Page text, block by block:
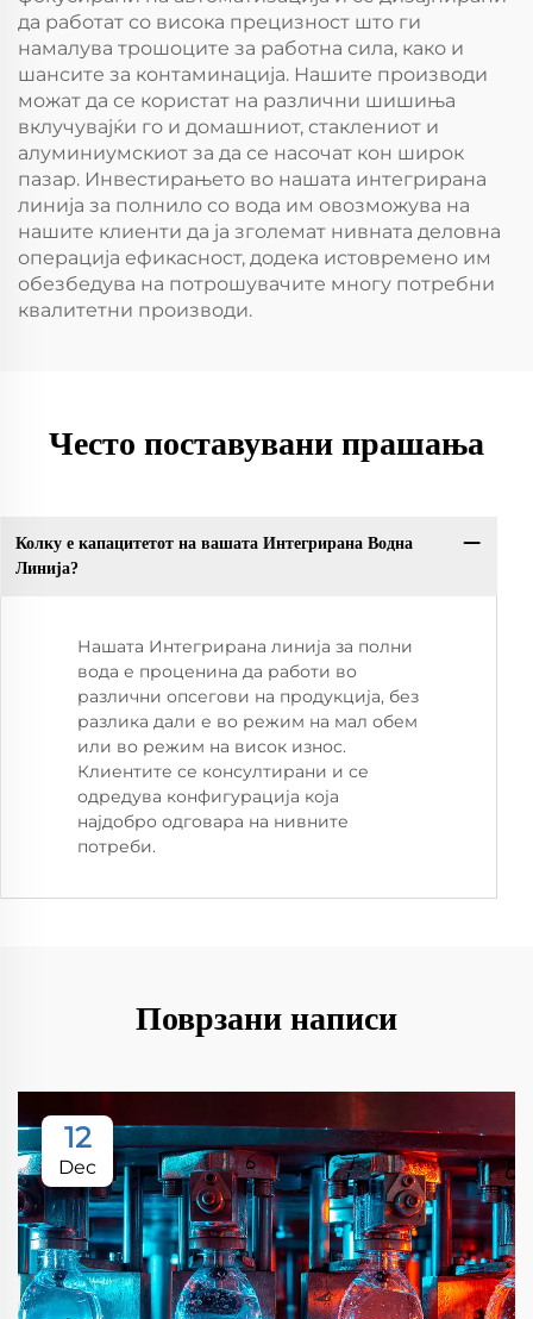
да работат со висока прецизност што ги
намалува трошоците за работна сила, како и
шансите за контаминација. Нашите производи
можат да се користат на различни шишиња
вклучувајќи го и домашниот, стаклениот и
алуминиумскиот за да се насочат кон широк
пазар. Инвестирањето во нашата интегрирана
линија за полнило со вода им овозможува на
нашите клиенти да ја зголемат нивната деловна
операција ефикасност, додека истовремено им
обезбедува на потрошувачите многу потребни
квалитетни производи.
Често поставувани прашања
Колку е капацитетот на вашата Интегрирана Водна
Линија?
Нашата Интегрирана линија за полни
вода е проценина да работи во
различни опсегови на продукција, без
разлика дали е во режим на мал обем
или во режим на висок износ.
Клиентите се консултирани и се
одредува конфигурација која
најдобро одговара на нивните
потреби.
Поврзани написи
12
Dec